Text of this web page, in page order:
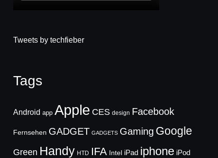
Tweets by techfieber
Tags
Android app Apple CES design Facebook
Fernsehen GADGET GADGETS Gaming Google
Green Handy HTD IFA Intel iPad iphone iPod